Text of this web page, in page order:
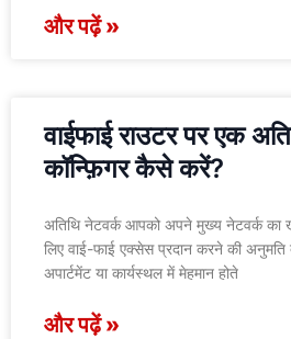
और पढ़ें »
वाईफाई राउटर पर एक
कॉन्फ़िगर कैसे करें?
अतिथि नेटवर्क आपको अपने मुख्य नेटवर्क का
लिए वाई-फाई एक्सेस प्रदान करने की
अपार्टमेंट या कार्यस्थल में मेहमान होते
और पढ़ें »